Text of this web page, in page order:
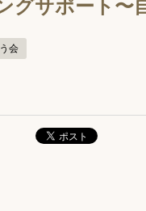
グサポート〜
会